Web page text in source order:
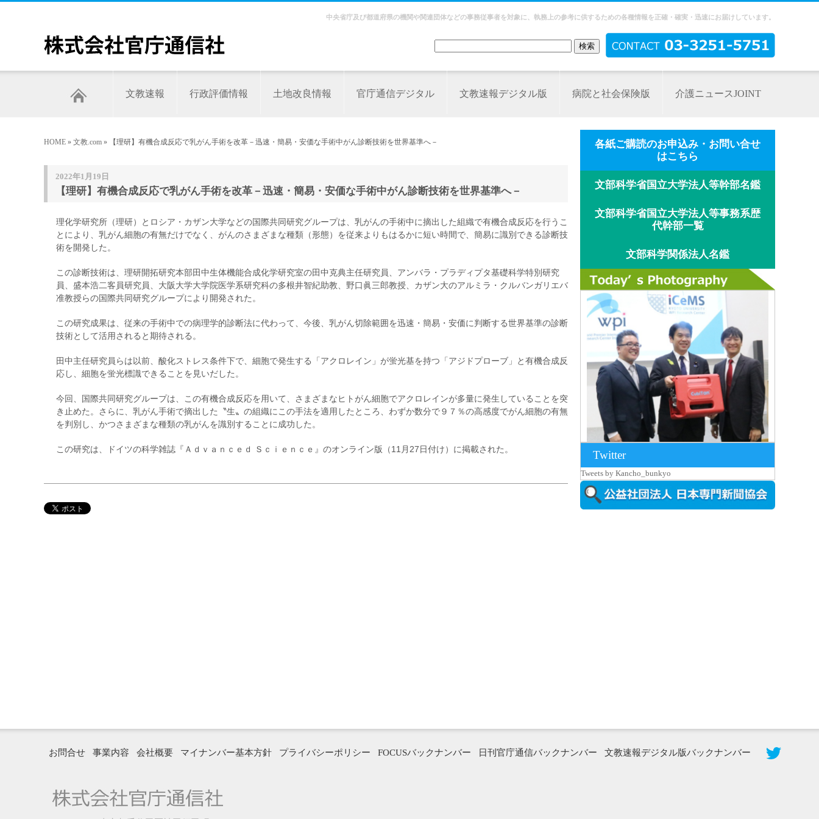
中央省庁及び都道府県の機関や関連団体などの事務従事者を対象に、執務上の参考に供するための各種情報を正確・確実・迅速にお届けしています。
文教速報 行政評価情報 土地改良情報 官庁通信デジタル 文教速報デジタル版 病院と社会保険版 介護ニュースJOINT
HOME » 文教.com » 【理研】有機合成反応で乳がん手術を改革－迅速・簡易・安価な手術中がん診断技術を世界基準へ－
2022年1月19日
【理研】有機合成反応で乳がん手術を改革－迅速・簡易・安価な手術中がん診断技術を世界基準へ－
理化学研究所（理研）とロシア・カザン大学などの国際共同研究グループは、乳がんの手術中に摘出した組織で有機合成反応を行うこ
とにより、乳がん細胞の有無だけでなく、がんのさまざまな種類（形態）を従来よりもはるかに短い時間で、簡易に識別できる診断技
術を開発した。
この診断技術は、理研開拓研究本部田中生体機能合成化学研究室の田中克典主任研究員、アンバラ・プラディプタ基礎科学特別研究
員、盛本浩二客員研究員、大阪大学大学院医学系研究科の多根井智紀助教、野口眞三郎教授、カザン大のアルミラ・クルバンガリエバ
准教授らの国際共同研究グループにより開発された。
この研究成果は、従来の手術中での病理学的診断法に代わって、今後、乳がん切除範囲を迅速・簡易・安価に判断する世界基準の診断
技術として活用されると期待される。
田中主任研究員らは以前、酸化ストレス条件下で、細胞で発生する「アクロレイン」が蛍光基を持つ「アジドプローブ」と有機合成反
応し、細胞を蛍光標識できることを見いだした。
今回、国際共同研究グループは、この有機合成反応を用いて、さまざまなヒトがん細胞でアクロレインが多量に発生していることを突
き止めた。さらに、乳がん手術で摘出した〝生〟の組織にこの手法を適用したところ、わずか数分で９７％の高感度でがん細胞の有無
を判別し、かつさまざまな種類の乳がんを識別することに成功した。
この研究は、ドイツの科学雑誌『Ａｄｖａｎｃｅｄ Ｓｃｉｅｎｃｅ』のオンライン版（11月27日付け）に掲載された。
各紙ご購読のお申込み・お問い合せ
はこちら
文部科学省国立大学法人等幹部名鑑
文部科学省国立大学法人等事務系歴
代幹部一覧
文部科学関係法人名鑑
京都大iCeMS等を視察した松本文部科学
大...
Twitter
Tweets by Kancho_bunkyo
お問合せ 事業内容 会社概要 マイナンバー基本方針 プライバシーポリシー FOCUSバックナンバー 日刊官庁通信バックナンバー 文教速報デジタル版バックナンバー